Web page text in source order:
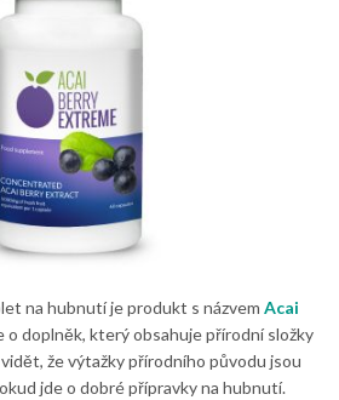
na hubnutí je produkt s názvem Acai
o doplněk, který obsahuje přírodní složky
že výtažky přírodního původu jsou
jde o dobré přípravky na hubnutí.